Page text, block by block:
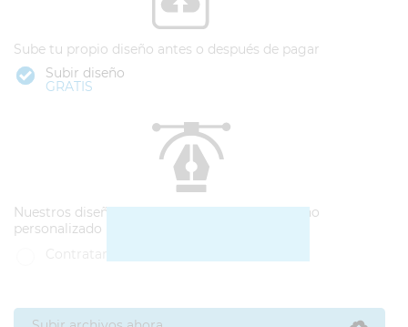
Sube tu propio diseño antes o después de pagar
Subir diseño
GRATIS
Nuestros diseñadores pueden hacerte un diseño
personalizado